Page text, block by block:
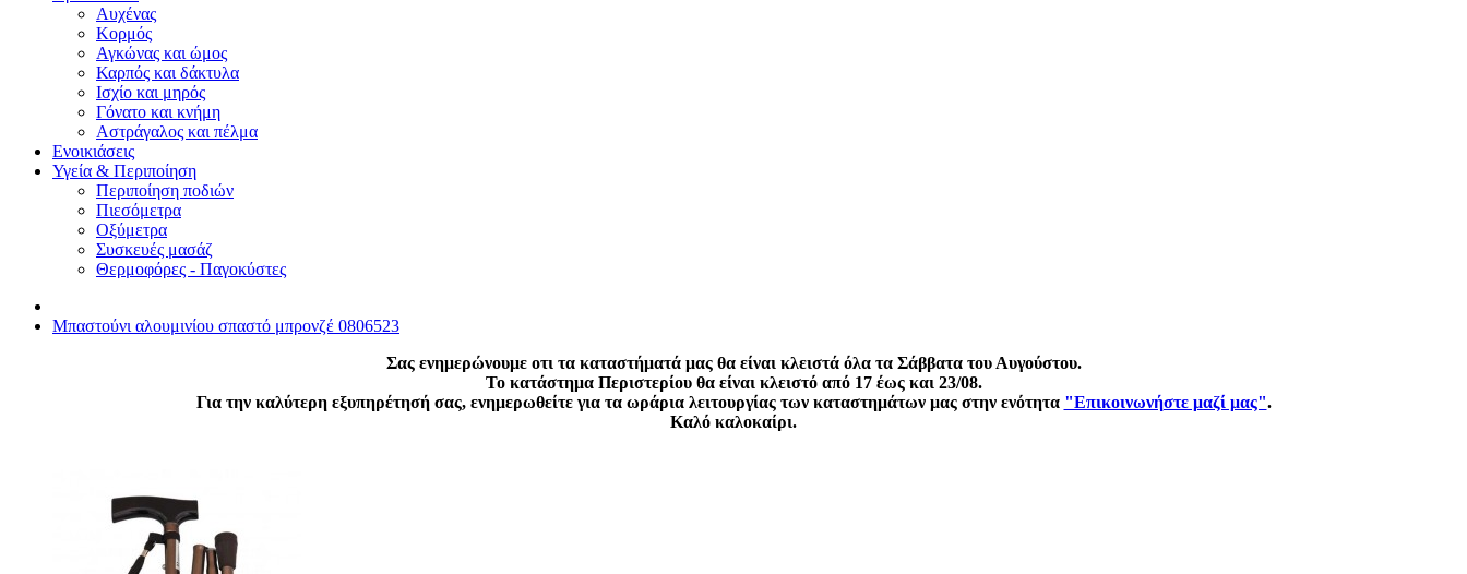
Αυχένας
Κορμός
Αγκώνας και ώμος
Καρπός και δάκτυλα
Ισχίο και μηρός
Γόνατο και κνήμη
Αστράγαλος και πέλμα
Ενοικιάσεις
Υγεία & Περιποίηση
Περιποίηση ποδιών
Πιεσόμετρα
Οξύμετρα
Συσκευές μασάζ
Θερμοφόρες - Παγοκύστες
Μπαστούνι αλουμινίου σπαστό μπρονζέ 0806523
Σας ενημερώνουμε οτι τα καταστήματά μας θα είναι κλειστά όλα τα Σάββατα του Αυγούστου.
Το κατάστημα Περιστερίου θα είναι κλειστό από 17 έως και 23/08.
Για την καλύτερη εξυπηρέτησή σας, ενημερωθείτε για τα ωράρια λειτουργίας των καταστημάτων μας στην ενότητα "Επικοινωνήστε μαζί μας".
Καλό καλοκαίρι.